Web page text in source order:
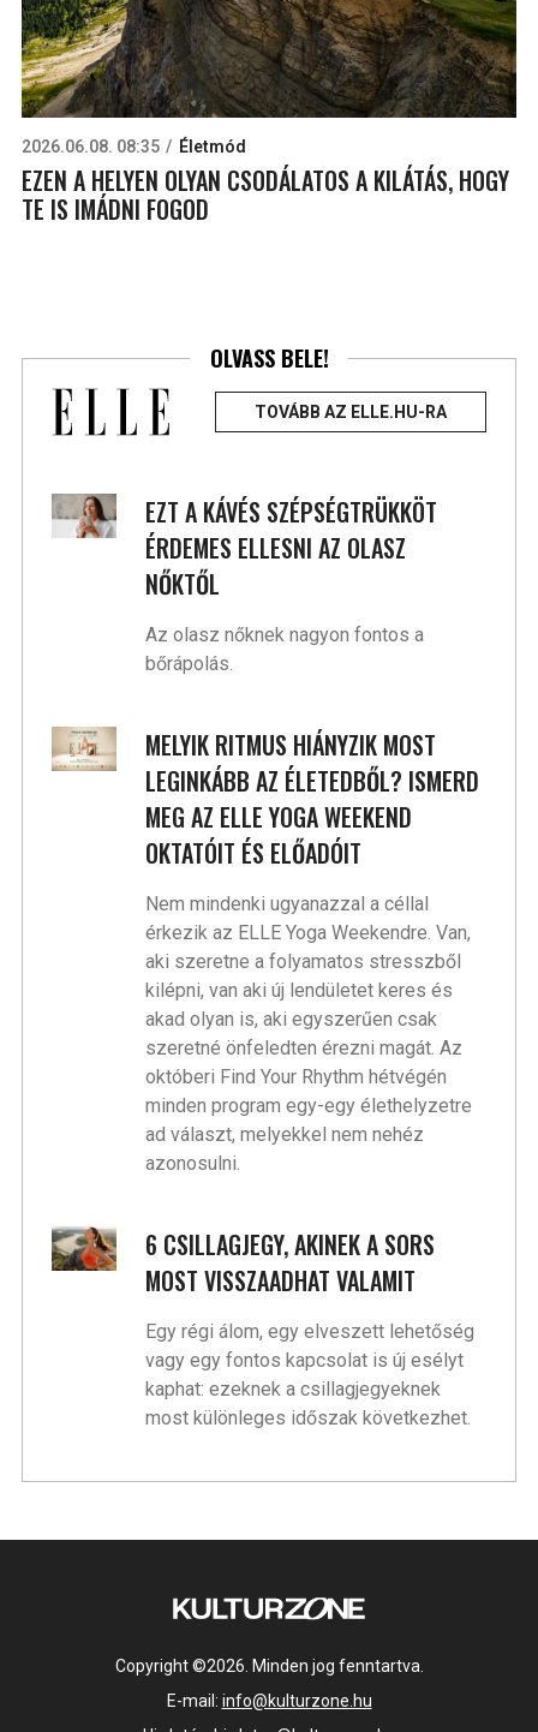
2026.06.08. 08:35 Életmód
EZEN A HELYEN OLYAN CSODÁLATOS A KILÁTÁS, HOGY
TE IS IMÁDNI FOGOD
OLVASS BELE!
TOVÁBB AZ ELLE.HU-RA
EZT A KÁVÉS SZÉPSÉGTRÜKKÖT
ÉRDEMES ELLESNI AZ OLASZ
NŐKTŐL
Az olasz nőknek nagyon fontos a
bőrápolás.
MELYIK RITMUS HIÁNYZIK MOST
LEGINKÁBB AZ ÉLETEDBŐL? ISMERD
MEG AZ ELLE YOGA WEEKEND
OKTATÓIT ÉS ELŐADÓIT
Nem mindenki ugyanazzal a céllal
érkezik az ELLE Yoga Weekendre. Van,
aki szeretne a folyamatos stresszből
kilépni, van aki új lendületet keres és
akad olyan is, aki egyszerűen csak
szeretné önfeledten érezni magát. Az
októberi Find Your Rhythm hétvégén
minden program egy-egy élethelyzetre
ad választ, melyekkel nem nehéz
azonosulni.
6 CSILLAGJEGY, AKINEK A SORS
MOST VISSZAADHAT VALAMIT
Egy régi álom, egy elveszett lehetőség
vagy egy fontos kapcsolat is új esélyt
kaphat: ezeknek a csillagjegyeknek
most különleges időszak következhet.
Copyright ©2026. Minden jog fenntartva.
E-mail: info@kulturzone.hu